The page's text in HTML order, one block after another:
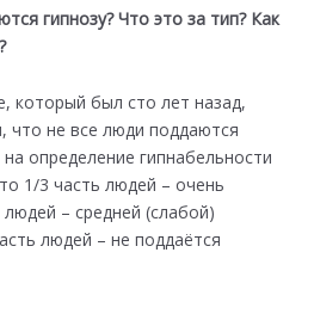
гипнозу? Что это за тип? Как
который был сто лет назад,
что не все люди поддаются
определение гипнабельности
1/3 часть людей – очень
– средней (слабой)
людей – не поддаётся